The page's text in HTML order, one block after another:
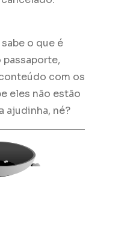
o que é
passaporte,
com os
eles não estão
ajudinha, né?